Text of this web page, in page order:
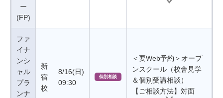
ー
(FP)
ファ
イナ
ンシ
ャル
プラ
ンナ
新
宿
校
8/16(日)
09:30
個別相談
＜要Web予約＞オープ
ンスクール（校舎見学
＆個別受講相談）
【ご相談方法】対面